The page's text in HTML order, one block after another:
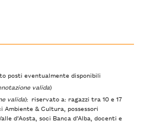
posti eventualmente disponibili
valida)
valida): riservato a: ragazzi tra 10 e 17
Ambiente & Cultura, possessori
d’Aosta, soci Banca d’Alba, docenti e